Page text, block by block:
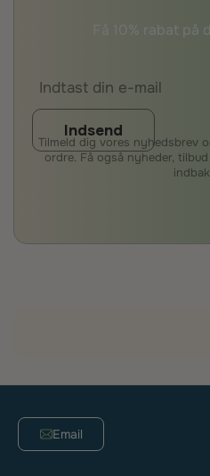
Få 10% rabat på
Indsend
Tilmeld dig vores nyhedsbrev
ordre. Få også nyheder,
Email